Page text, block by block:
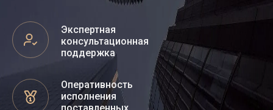
Экспертная
консультационная
поддержка
Оперативность
исполнения